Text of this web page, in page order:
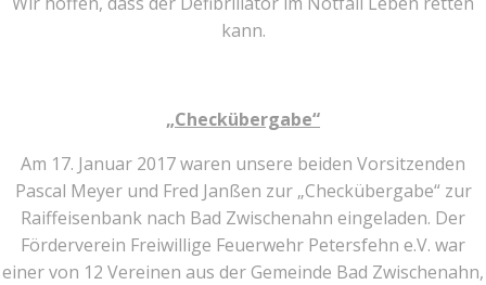
kann.
„Checkübergabe“
Am 17. Januar 2017 waren unsere beiden Vorsitzenden
Pascal Meyer und Fred Janßen zur „Checkübergabe“ zur
Raiffeisenbank nach Bad Zwischenahn eingeladen. Der
Förderverein Freiwillige Feuerwehr Petersfehn e.V. war
einer von 12 Vereinen aus der Gemeinde Bad Zwischenahn,